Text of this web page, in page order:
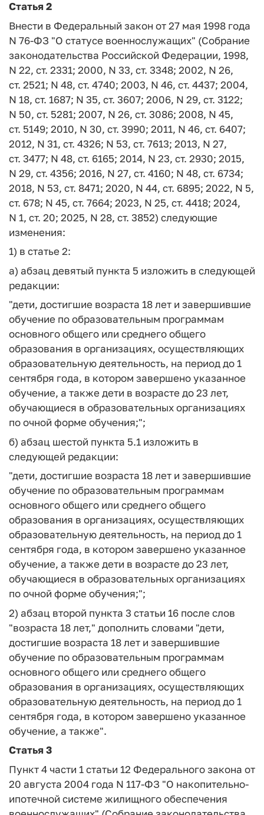
Статья 2
Внести в Федеральный закон от 27 мая 1998 года
N 76-ФЗ "О статусе военнослужащих" (Собрание
законодательства Российской Федерации, 1998,
N 22, ст. 2331; 2000, N 33, ст. 3348; 2002, N 26,
ст. 2521; N 48, ст. 4740; 2003, N 46, ст. 4437; 2004,
N 18, ст. 1687; N 35, ст. 3607; 2006, N 29, ст. 3122;
N 50, ст. 5281; 2007, N 26, ст. 3086; 2008, N 45,
ст. 5149; 2010, N 30, ст. 3990; 2011, N 46, ст. 6407;
2012, N 31, ст. 4326; N 53, ст. 7613; 2013, N 27,
ст. 3477; N 48, ст. 6165; 2014, N 23, ст. 2930; 2015,
N 29, ст. 4356; 2016, N 27, ст. 4160; N 48, ст. 6734;
2018, N 53, ст. 8471; 2020, N 44, ст. 6895; 2022, N 5,
ст. 678; N 45, ст. 7664; 2023, N 25, ст. 4418; 2024,
N 1, ст. 20; 2025, N 28, ст. 3852) следующие
изменения:
1) в статье 2:
а) абзац девятый пункта 5 изложить в следующей
редакции:
"дети, достигшие возраста 18 лет и завершившие
обучение по образовательным программам
основного общего или среднего общего
образования в организациях, осуществляющих
образовательную деятельность, на период до 1
сентября года, в котором завершено указанное
обучение, а также дети в возрасте до 23 лет,
обучающиеся в образовательных организациях
по очной форме обучения;";
б) абзац шестой пункта 5.1 изложить в
следующей редакции:
"дети, достигшие возраста 18 лет и завершившие
обучение по образовательным программам
основного общего или среднего общего
образования в организациях, осуществляющих
образовательную деятельность, на период до 1
сентября года, в котором завершено указанное
обучение, а также дети в возрасте до 23 лет,
обучающиеся в образовательных организациях
по очной форме обучения;";
2) абзац второй пункта 3 статьи 16 после слов
"возраста 18 лет," дополнить словами "дети,
достигшие возраста 18 лет и завершившие
обучение по образовательным программам
основного общего или среднего общего
образования в организациях, осуществляющих
образовательную деятельность, на период до 1
сентября года, в котором завершено указанное
обучение, а также".
Статья 3
Пункт 4 части 1 статьи 12 Федерального закона от
20 августа 2004 года N 117-ФЗ "О накопительно-
ипотечной системе жилищного обеспечения